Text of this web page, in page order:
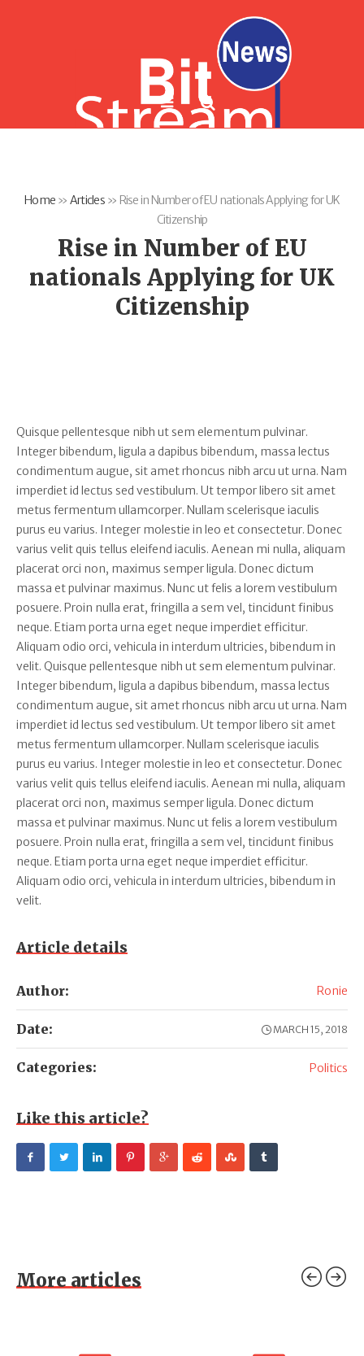
Home » Articles» Rise in Number of EU nationals Applying for UK
Citizenship
Rise in Number of EU
nationals Applying for UK
Citizenship
Quisque pellentesque nibh ut sem elementum pulvinar.
Integer bibendum, ligula a dapibus bibendum, massa lectus
condimentum augue, sit amet rhoncus nibh arcu ut urna. Nam
imperdiet id lectus sed vestibulum. Ut tempor libero sit amet
metus fermentum ullamcorper. Nullam scelerisque iaculis
purus eu varius. Integer molestie in leo et consectetur. Donec
varius velit quis tellus eleifend iaculis. Aenean mi nulla, aliquam
placerat orci non, maximus semper ligula. Donec dictum
massa et pulvinar maximus. Nunc ut felis a lorem vestibulum
posuere. Proin nulla erat, fringilla a sem vel, tincidunt finibus
neque. Etiam porta urna eget neque imperdiet efficitur.
Aliquam odio orci, vehicula in interdum ultricies, bibendum in
velit. Quisque pellentesque nibh ut sem elementum pulvinar.
Integer bibendum, ligula a dapibus bibendum, massa lectus
condimentum augue, sit amet rhoncus nibh arcu ut urna. Nam
imperdiet id lectus sed vestibulum. Ut tempor libero sit amet
metus fermentum ullamcorper. Nullam scelerisque iaculis
purus eu varius. Integer molestie in leo et consectetur. Donec
varius velit quis tellus eleifend iaculis. Aenean mi nulla, aliquam
placerat orci non, maximus semper ligula. Donec dictum
massa et pulvinar maximus. Nunc ut felis a lorem vestibulum
posuere. Proin nulla erat, fringilla a sem vel, tincidunt finibus
neque. Etiam porta urna eget neque imperdiet efficitur.
Aliquam odio orci, vehicula in interdum ultricies, bibendum in
velit.
Article details
Author: Ronie
Date: MARCH 15, 2018
Categories: Politics
Like this article?
More articles